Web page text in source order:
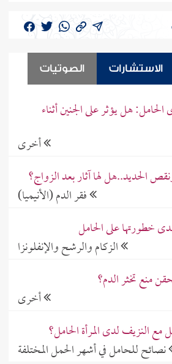
الاستشارات الصوتيات
هل يؤثر على الجنين أثناء
أخرى
الحديد..هل لها آثار بعد الزواج؟
فقر الدم (الأنيميا)
خطورتها على الحامل
الزكام والرشح والإنفلونزا
منع تخثر الدم؟
أخرى
النزيف لدى المرأة الحامل؟
نصائح للحامل في أشهر الحمل المختلفة